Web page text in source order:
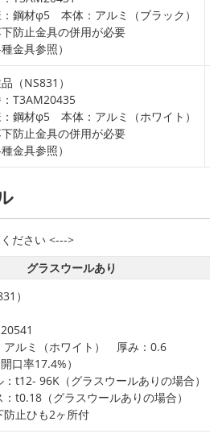
鋼材φ5 本体：アルミ（ブラック）
防止金具の併用が必要
種金具参照）
（NS831）
T3AM20435
鋼材φ5 本体：アルミ（ホワイト）
防止金具の併用が必要
種金具参照）
グラスウールあり
）
アルミ（ホワイト） 厚み：0.6
口率17.4%）
t12- 96K（グラスウールありの場合）
t0.18（グラスウールありの場合）
止ひも2ヶ所付